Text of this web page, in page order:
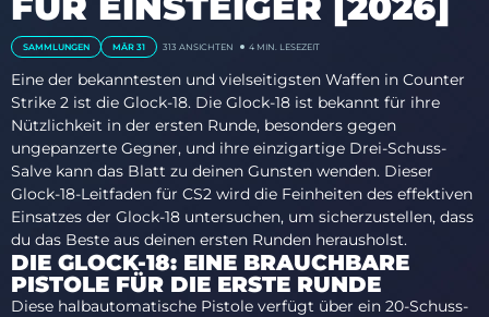
SAMMLUNGEN MÄR 31 313 ANSICHTEN 4 MIN. LESEZEIT
Eine der bekanntesten und vielseitigsten Waffen in Counter
Strike 2 ist die Glock-18. Die Glock-18 ist bekannt für ihre
Nützlichkeit in der ersten Runde, besonders gegen
ungepanzerte Gegner, und ihre einzigartige Drei-Schuss-
Salve kann das Blatt zu deinen Gunsten wenden. Dieser
Glock-18-Leitfaden für CS2 wird die Feinheiten des effektiven
Einsatzes der Glock-18 untersuchen, um sicherzustellen, dass
du das Beste aus deinen ersten Runden herausholst.
DIE GLOCK-18: EINE BRAUCHBARE
PISTOLE FÜR DIE ERSTE RUNDE
Diese halbautomatische Pistole verfügt über ein 20-Schuss-